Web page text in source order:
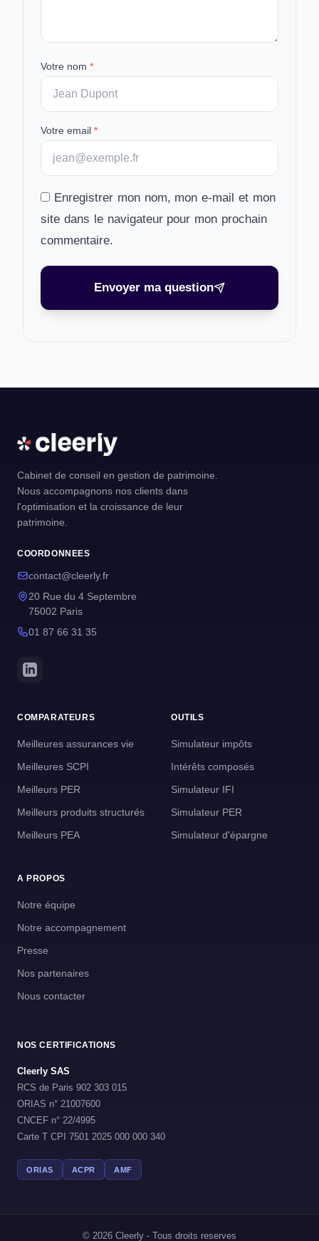
Votre nom *
Votre email *
Enregistrer mon nom, mon e-mail et mon
site dans le navigateur pour mon prochain
commentaire.
Envoyer ma question
Cabinet de conseil en gestion de patrimoine.
Nous accompagnons nos clients dans
l'optimisation et la croissance de leur
patrimoine.
COORDONNEES
contact@cleerly.fr
20 Rue du 4 Septembre
75002 Paris
01 87 66 31 35
COMPARATEURS
Meilleures assurances vie
Meilleures SCPI
Meilleurs PER
Meilleurs produits structurés
Meilleurs PEA
OUTILS
Simulateur impôts
Intérêts composés
Simulateur IFI
Simulateur PER
Simulateur d'épargne
A PROPOS
Notre équipe
Notre accompagnement
Presse
Nos partenaires
Nous contacter
NOS CERTIFICATIONS
Cleerly SAS
RCS de Paris 902 303 015
ORIAS n° 21007600
CNCEF n° 22/4995
Carte T CPI 7501 2025 000 000 340
ORIAS ACPR AMF
© 2026 Cleerly - Tous droits reserves